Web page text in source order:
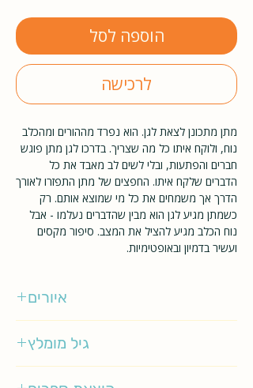
הוספה לסל
לרכישה
מתן מתכונן לצאת לגן. הוא נפרד מההורים ומהכלב
נוח, ולוקח איתו כל מה שצריך. בדרכו לגן מתן פוגש
חברים והפתעות, ובלי לשים לב מאבד את כל
הדברים שלקח איתו. החפצים של מתן התפזרו לאורך
הדרך אך משמחים את כל מי שמוצא אותם. רק
כשמתן מגיע לגן הוא מבין שהדברים נעלמו - אבל
נוח הכלב מגיע להציל את המצב. סיפור מקסים
ועשיר בדמיון ובאופטימיות.
איורים
גיל מומלץ